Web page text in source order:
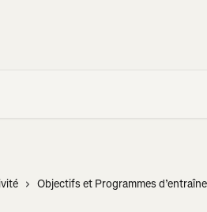
Objectifs et Programmes